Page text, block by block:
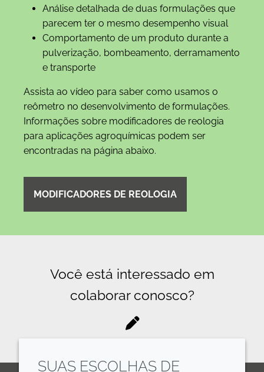
Análise detalhada de duas formulações que
parecem ter o mesmo desempenho visual
Comportamento de um produto durante a
pulverização, bombeamento, derramamento
e transporte
Assista ao vídeo para saber como usamos o
reômetro no desenvolvimento de formulações.
Informações sobre modificadores de reologia
para aplicações agroquímicas podem ser
encontradas na página abaixo.
MODIFICADORES DE REOLOGIA
Você está interessado em
colaborar conosco?
SUAS ESCOLHAS DE